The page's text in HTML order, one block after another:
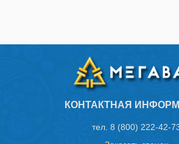
КОНТАКТНАЯ
тел. 8 (800) 222-42-